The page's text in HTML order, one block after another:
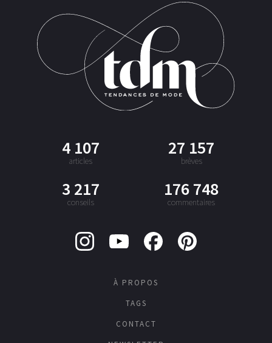
4 107
articles
27 157
brèves
3 217
conseils
176 748
commentaires
À PROPOS
TAGS
CONTACT